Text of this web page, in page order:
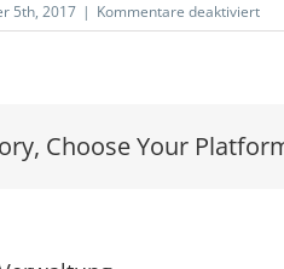
5th, 2017 | Kommentare deaktiviertfür
Choose Your